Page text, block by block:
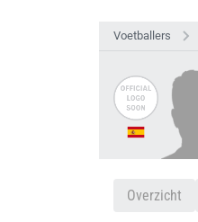
Voetballers
Overzicht